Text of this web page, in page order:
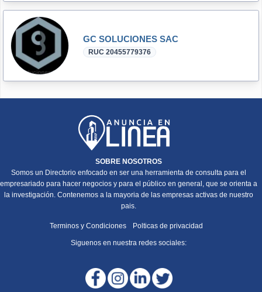
GC SOLUCIONES SAC
RUC 20455779376
SOBRE NOSOTROS
Somos un Directorio enfocado en ser una herramienta de consulta para el
empresariado para hacer negocios y para el público en general, que se orienta a
la investigación. Contenemos a la mayoria de las empresas activas de nuestro
pais.
Terminos y Condiciones Polticas de privacidad
Siguenos en nuestra redes sociales: